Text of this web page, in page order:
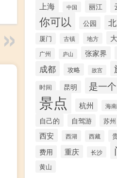
上海 中国 丽江
你可以 公园
厦门
古镇 地方
广州 庐山 张家界
成都 攻略 故宫
时间
昆明 是一个
景点 杭州 海南
自己的 自驾游 苏州
西安 西湖 西藏
费用 重庆 长沙
黄山